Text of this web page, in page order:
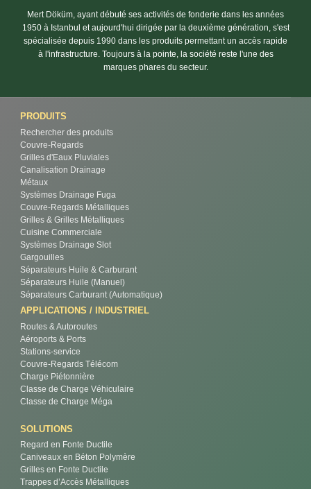
Mert Döküm, ayant débuté ses activités de fonderie dans les années
1950 à Istanbul et aujourd'hui dirigée par la deuxième génération, s'est
spécialisée depuis 1990 dans les produits permettant un accès rapide
à l'infrastructure. Toujours à la pointe, la société reste l'une des
marques phares du secteur.
PRODUITS
Rechercher des produits
Couvre-Regards
Grilles d'Eaux Pluviales
Canalisation Drainage
Métaux
Systèmes Drainage Fuga
Couvre-Regards Métalliques
Grilles & Grilles Métalliques
Cuisine Commerciale
Systèmes Drainage Slot
Gargouilles
Séparateurs Huile & Carburant
Séparateurs Huile (Manuel)
Séparateurs Carburant (Automatique)
APPLICATIONS / INDUSTRIEL
Routes & Autoroutes
Aéroports & Ports
Stations-service
Couvre-Regards Télécom
Charge Piétonnière
Classe de Charge Véhiculaire
Classe de Charge Méga
SOLUTIONS
Regard en Fonte Ductile
Caniveaux en Béton Polymère
Grilles en Fonte Ductile
Trappes d’Accès Métalliques